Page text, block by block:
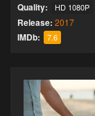
Quality: HD 1080P
Release: 2017
IMDb: 7.6